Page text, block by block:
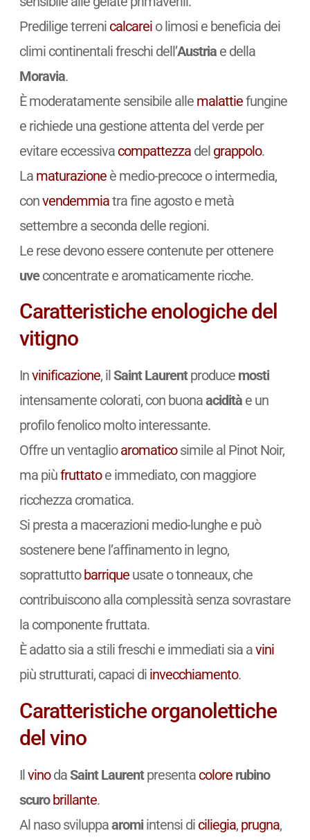
Predilige terreni calcareio limosi e beneficia dei
climi continentali freschi dell’Austriae della
Moravia.
È moderatamente sensibile alle malattiefungine
e richiede una gestione attenta del verde per
evitare eccessiva compattezzadel grappolo.
La maturazioneè medio-precoce o intermedia,
convendemmiatra fine agosto e metà
settembre a seconda delle regioni.
Le rese devono essere contenute per ottenere
uveconcentrate e aromaticamente ricche.
Caratteristiche enologiche del
vitigno
Invinificazione, ilSaint Laurentproduce mosti
intensamente colorati, con buonaaciditàe un
profilo fenolico molto interessante.
Offre un ventaglioaromaticosimile al Pinot Noir,
ma piùfruttatoe immediato, con maggiore
ricchezza cromatica.
Si presta a macerazioni medio-lunghe e può
sostenere bene l’affinamento in legno,
soprattuttobarriqueusate o tonneaux, che
contribuiscono alla complessità senza sovrastare
la componente fruttata.
È adatto sia a stili freschi e immediati sia avini
più strutturati, capaci di invecchiamento.
Caratteristiche organolettiche
del vino
IlvinodaSaint Laurentpresenta colore rubino
scuro brillante.
Al naso sviluppaaromiintensi di ciliegia, prugna,